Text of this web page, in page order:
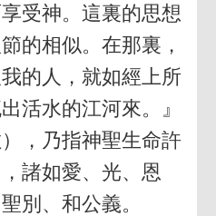
受神。這裏的思想
的相似。在那裏，
的人，就如經上所
活水的江河來。』
，乃指神聖生命許
諸如愛、光、恩
別、和公義。